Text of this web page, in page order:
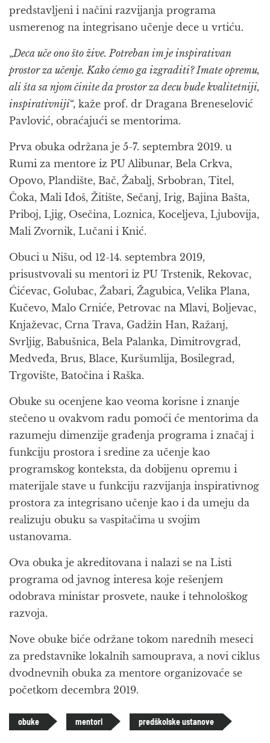
predstavljeni i načini razvijanja programa
usmerenog na integrisano učenje dece u vrtiću.
„Deca uče ono što žive. Potreban im je inspirativan
prostor za učenje. Kako ćemo ga izgraditi? Imate opremu,
ali šta sa njom činite da prostor za decu bude kvalitetniji,
inspirativniji“, kaže prof. dr Dragana Breneselović
Pavlović, obraćajući se mentorima.
Prva obuka održana je 5-7. septembra 2019. u
Rumi za mentore iz PU Alibunar, Bela Crkva,
Opovo, Plandište, Bač, Žabalj, Srbobran, Titel,
Čoka, Mali Iđoš, Žitište, Sečanj, Irig, Bajina Bašta,
Priboj, Ljig, Osečina, Loznica, Koceljeva, Ljubovija,
Mali Zvornik, Lučani i Knić.
Obuci u Nišu, od 12-14. septembra 2019,
prisustvovali su mentori iz PU Trstenik, Rekovac,
Ćićevac, Golubac, Žabari, Žagubica, Velika Plana,
Kučevo, Malo Crniće, Petrovac na Mlavi, Boljevac,
Knjaževac, Crna Trava, Gadžin Han, Ražanj,
Svrljig, Babušnica, Bela Palanka, Dimitrovgrad,
Medveđa, Brus, Blace, Kuršumlija, Bosilegrad,
Trgovište, Batočina i Raška.
Obuke su ocenjene kao veoma korisne i znanje
stečeno u ovakvom radu pomoći će mentorima da
razumeju dimenzije građenja programa i značaj i
funkciju prostora i sredine za učenje kao
programskog konteksta, da dobijenu opremu i
materijale stave u funkciju razvijanja inspirativnog
prostora za integrisano učenje kao i da umeju da
reаlizuju obuku sа vаspitаčimа u svojim
ustanovama.
Ova obuka je akreditovana i nalazi se na Listi
programa od javnog interesa koje rešenjem
odobrava ministar prosvete, nauke i tehnološkog
razvoja.
Nove obuke biće održane tokom narednih meseci
za predstavnike lokalnih samouprava, a novi ciklus
dvodnevnih obuka za mentore organizovaće se
početkom decembra 2019.
obuke mentori predškolske ustanove